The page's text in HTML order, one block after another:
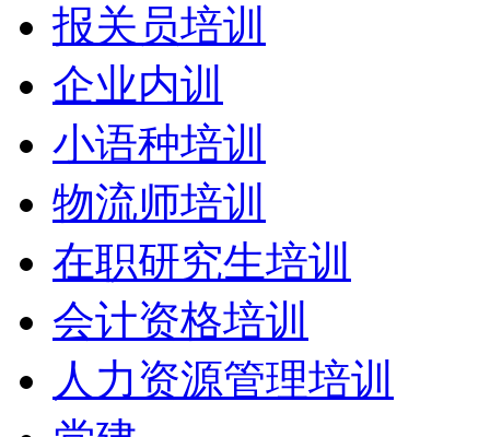
报关员培训
企业内训
小语种培训
物流师培训
在职研究生培训
会计资格培训
人力资源管理培训